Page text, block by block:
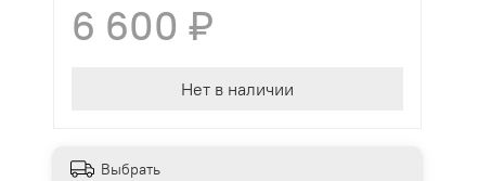
6 600 ₽
Нет в наличии
Выбрать